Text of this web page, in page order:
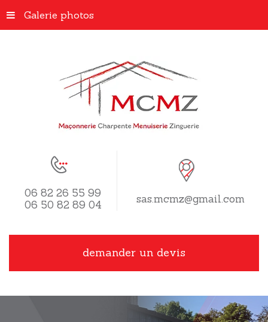
06 82 26 55 99
06 50 82 89 04
sas.mcmz@gmail.com
demander un devis
Galerie photos